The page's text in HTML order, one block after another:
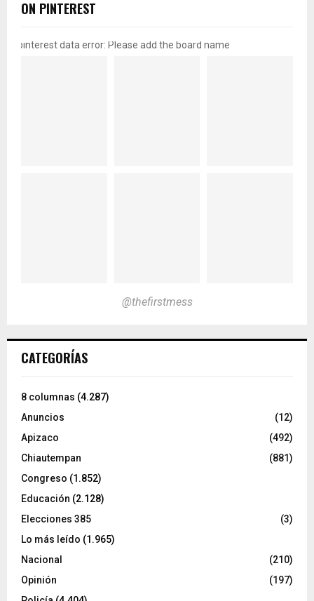
ON PINTEREST
pinterest data error: Please add the board name
@thefirstmess
CATEGORÍAS
8 columnas (4.287)
Anuncios
(12)
Apizaco
(492)
Chiautempan
(881)
Congreso (1.852)
Educación (2.128)
Elecciones 385
(3)
Lo más leído (1.965)
Nacional
(210)
Opinión
(197)